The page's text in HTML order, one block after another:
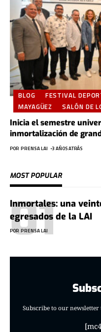
BLOG FESTIVAL
MAYAGÜEZ
SALÓN DE
Inicia el semestre
inmortalización de
POR PRENSA LAI 3 AÑOS ATRÁS
MOST POPULAR
Inmortales: una
egresados de la LAI
POR PRENSA LAI
Subscribe to our